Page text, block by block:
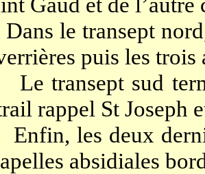
Dans le transept
puis les trois
Le transept sud
rappel St Joseph
Enfin, les deux
absidiales